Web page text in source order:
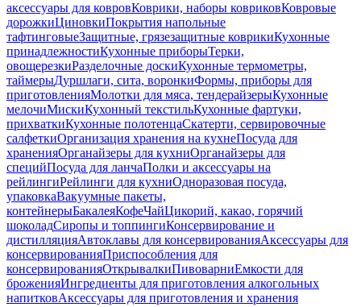
аксессуары для ковровКоврики, наборы ковриковКовровые
дорожкиЦиновкиПокрытия напольные
тафтинговыеЗащитные, грязезащитные коврикиКухонные
принадлежностиКухонные приборыТерки,
овощерезкиРазделочные доскиКухонные термометры,
таймерыДуршлаги, сита, воронкиФормы, приборы для
приготовленияМолотки для мяса, тендерайзерыКухонные
мелочиМискиКухонный текстильКухонные фартуки,
прихваткиКухонные полотенцаСкатерти, сервировочные
салфеткиОрганизация хранения на кухнеПосуда для
храненияОрганайзеры для кухниОрганайзеры для
специйПосуда для ланчаПолки и аксессуары на
рейлингиРейлинги для кухниОдноразовая посуда,
упаковкаВакуумные пакеты,
контейнерыБакалеяКофеЧайЦикорий, какао, горячий
шоколадСиропы и топпингиКонсервирование и
дистилляцияАвтоклавы для консервированияАксессуары для
консервированияПриспособления для
консервированияОткрывалкиПивоварниЕмкости для
броженияИнгредиенты для приготовления алкогольных
напитковАксессуары для приготовления и хранения